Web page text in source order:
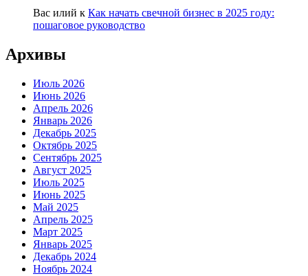
Вас илий к Как начать свечной бизнес в 2025 году:
пошаговое руководство
Архивы
Июль 2026
Июнь 2026
Апрель 2026
Январь 2026
Декабрь 2025
Октябрь 2025
Сентябрь 2025
Август 2025
Июль 2025
Июнь 2025
Май 2025
Апрель 2025
Март 2025
Январь 2025
Декабрь 2024
Ноябрь 2024